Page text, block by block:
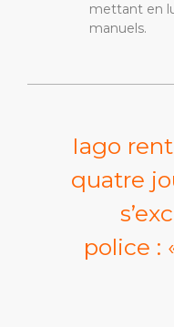
mettant en
manuels.
Iago
quatre
police :